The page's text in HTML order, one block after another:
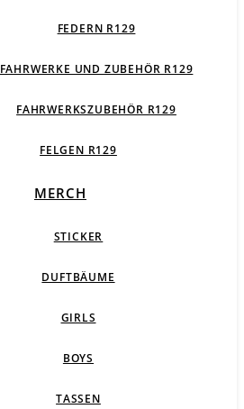
FEDERN R129
FAHRWERKE UND ZUBEHÖR R129
FAHRWERKSZUBEHÖR R129
FELGEN R129
MERCH
STICKER
DUFTBÄUME
GIRLS
BOYS
TASSEN